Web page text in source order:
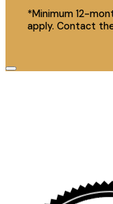
*Minimum 12-
apply. Contact